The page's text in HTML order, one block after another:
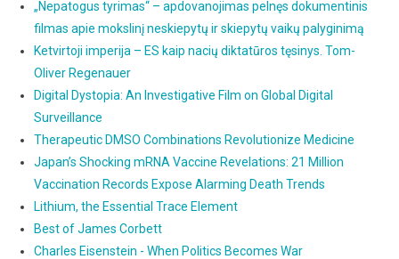
„Nepatogus tyrimas“ – apdovanojimas pelnęs dokumentinis
filmas apie mokslinį neskiepytų ir skiepytų vaikų palyginimą
Ketvirtoji imperija – ES kaip nacių diktatūros tęsinys. Tom-
Oliver Regenauer
Digital Dystopia: An Investigative Film on Global Digital
Surveillance
Therapeutic DMSO Combinations Revolutionize Medicine
Japan’s Shocking mRNA Vaccine Revelations: 21 Million
Vaccination Records Expose Alarming Death Trends
Lithium, the Essential Trace Element
Best of James Corbett
Charles Eisenstein - When Politics Becomes War